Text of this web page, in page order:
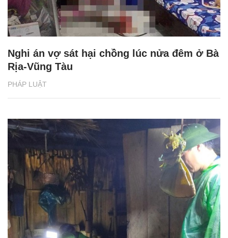
PHÁP LUẬT
Nghi án vợ sát hại chồng lúc nửa đêm ở Bà
Rịa-Vũng Tàu